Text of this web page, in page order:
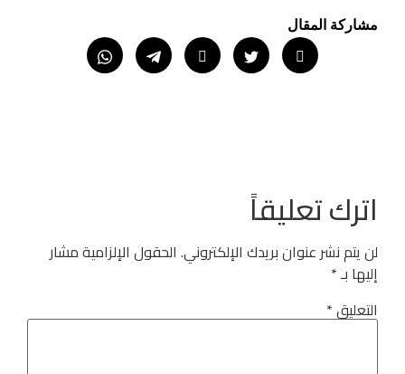
مشاركة المقال
اترك تعليقاً
لن يتم نشر عنوان بريدك الإلكتروني.الحقول الإلزامية مشار
إليها بـ*
التعليق*